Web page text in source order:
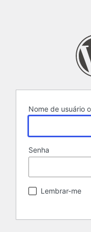
Nome de usuário
Senha
Lembrar-me